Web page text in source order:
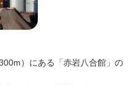
）にある「赤岩八合館」の